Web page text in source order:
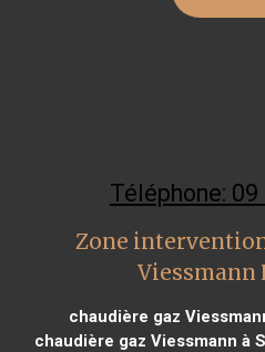
Téléphone:
Zone
Viessmann
chaudière gaz
chaudière gaz Viessmann à